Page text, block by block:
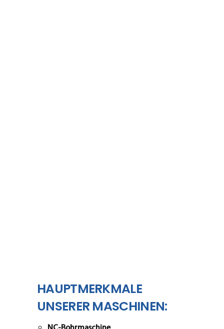
HAUPTMERKMALE
UNSERER MASCHINEN: